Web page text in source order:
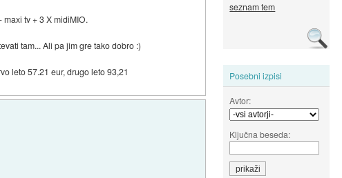
seznam tem
Posebni izpisi
Avtor:
Ključna beseda:
tv + 3 X midiMIO.
tam... Ali pa jim gre tako dobro :)
leto 57.21 eur, drugo leto 93,21